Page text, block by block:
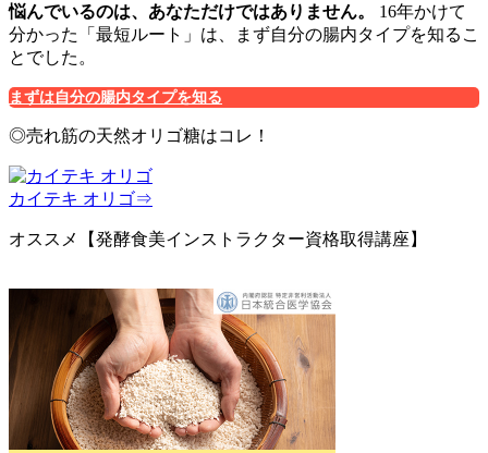
悩んでいるのは、あなただけではありません。
16年かけて
分かった「最短ルート」は、まず自分の腸内タイプを知るこ
とでした。
まずは自分の腸内タイプを知る
◎売れ筋の天然オリゴ糖はコレ！
カイテキ オリゴ⇒
オススメ【発酵食美インストラクター資格取得講座】